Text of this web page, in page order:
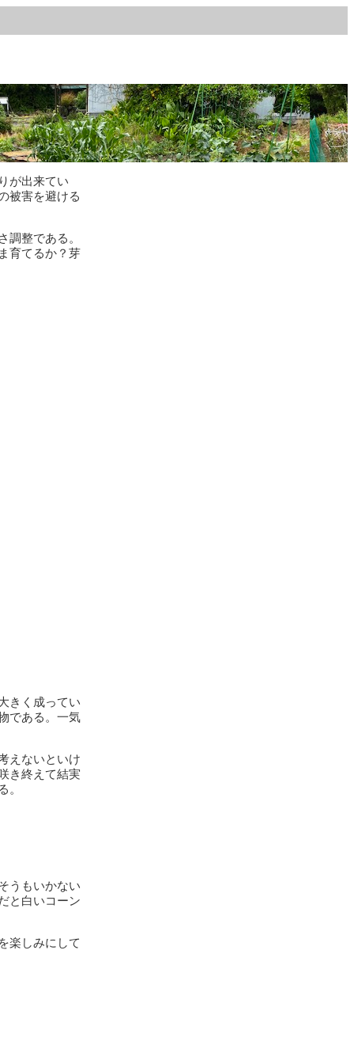
が出来てい
被害を避ける
整である。
育てるか？芽
きく成ってい
である。一気
えないといけ
き終えて結実
。
うもいかない
と白いコーン
楽しみにして